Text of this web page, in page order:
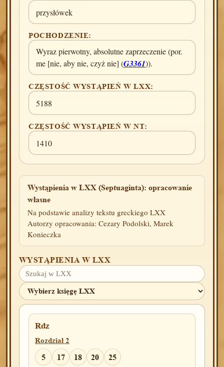
przysłówek
POCHODZENIE:
Wyraz pierwotny, absolutne zaprzeczenie (por.
me [nie, aby nie, czyż nie] (G3361)).
CZĘSTOŚĆ WYSTĄPIEŃ W LXX:
5188
CZĘSTOŚĆ WYSTĄPIEŃ W NT:
1410
Wystąpienia w LXX (Septuaginta): opracowanie
własne
Na podstawie analizy tekstu greckiego LXX
Autorzy opracowania: Cezary Podolski, Marek
Konieczka
WYSTĄPIENIA W LXX
Rdz
Rozdział 2
5 17 18 20 25